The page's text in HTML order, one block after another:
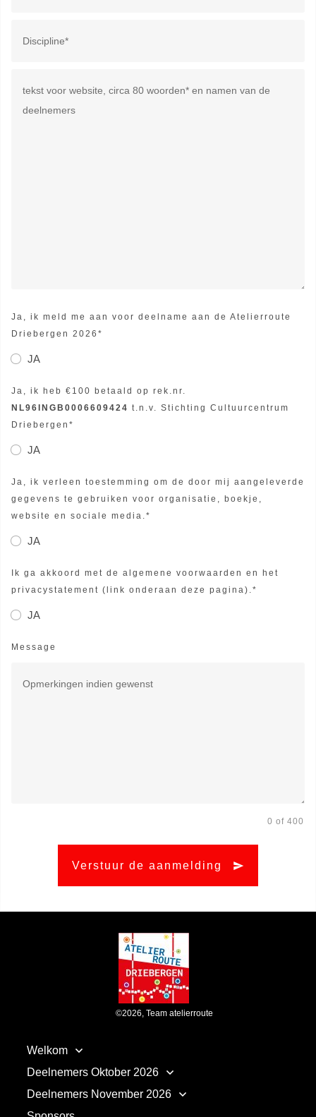
Ja, ik meld me aan voor deelname aan de Atelierroute
Driebergen 2026*
JA
Ja, ik heb €100 betaald op rek.nr.
NL96INGB0006609424 t.n.v. Stichting Cultuurcentrum
Driebergen*
JA
Ja, ik verleen toestemming om de door mij aangeleverde
gegevens te gebruiken voor organisatie, boekje,
website en sociale media.*
JA
Ik ga akkoord met de algemene voorwaarden en het
privacystatement (link onderaan deze pagina).*
JA
Message
0 of 400
Verstuur de aanmelding
©2026, Team atelierroute
Welkom
Deelnemers Oktober 2026
Deelnemers November 2026